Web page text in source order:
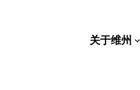
关于维州